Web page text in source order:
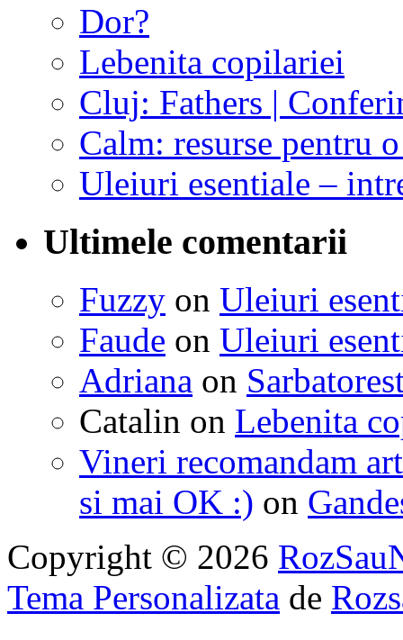
Dor?
Lebenita copilariei
Cluj: Fathers |
Calm: resurse pentru
Uleiuri esentiale –
Ultimele comentarii
Fuzzy on Uleiuri
Faude on Uleiuri
Adriana on
Catalin on Lebenita
Vineri recomandam
si mai OK :) on
Copyright © 2026
Tema Personalizata de